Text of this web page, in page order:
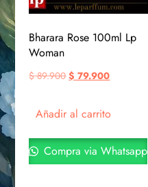
Bharara Rose 100ml Lp
Woman
$89.900 $ 79.900
Añadir al carrito
Compra via Whatsapp